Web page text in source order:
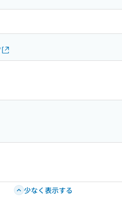
少なく表示する